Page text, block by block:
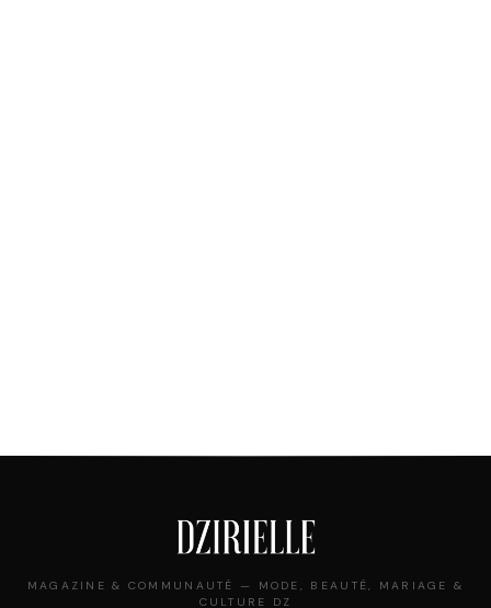
MAGAZINE & COMMUNAUTÉ — MODE, BEAUTÉ, MARIAGE &
CULTURE DZ